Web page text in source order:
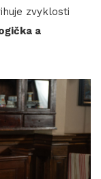
zvyklosti
a